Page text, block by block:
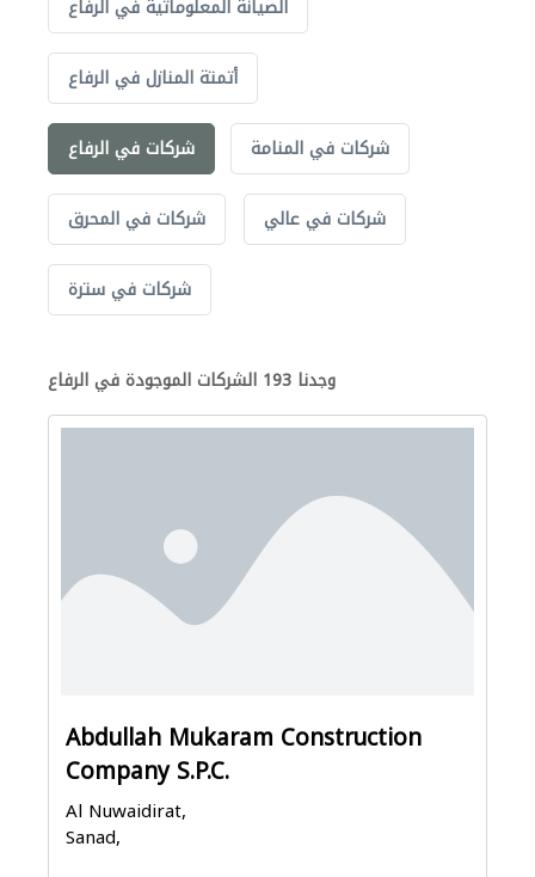
الصيانة المعلوماتية في الرفاع
أتمتة المنازل في الرفاع
شركات في الرفاع شركات في المنامة
شركات في المحرق شركات في عالي
شركات في سترة
وجدنا 193 الشركات الموجودة في الرفاع
Abdullah Mukaram Construction
Company S.P.C.
Al Nuwaidirat,
Sanad,